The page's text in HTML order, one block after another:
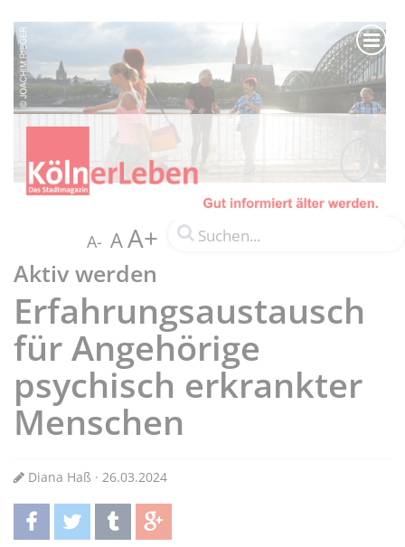
A- AA+
Aktiv werden
Erfahrungsaustausch
für Angehörige
psychisch erkrankter
Menschen
Diana Haß · 26.03.2024